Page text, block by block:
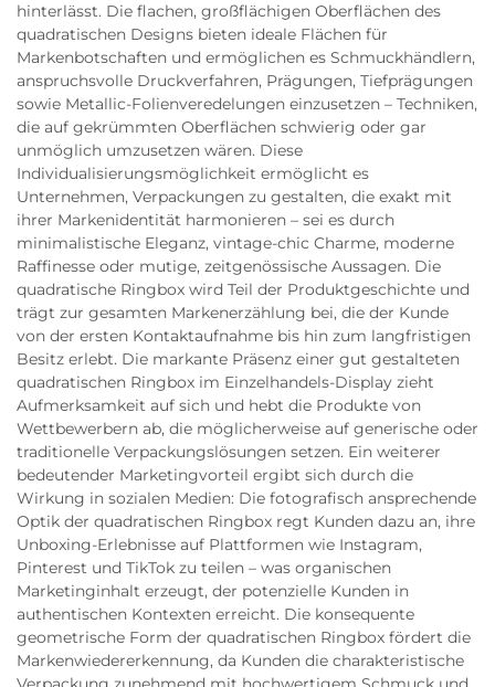
hinterlässt. Die flachen, großflächigen Oberflächen des
quadratischen Designs bieten ideale Flächen für
Markenbotschaften und ermöglichen es Schmuckhändlern,
anspruchsvolle Druckverfahren, Prägungen, Tiefprägungen
sowie Metallic-Folienveredelungen einzusetzen – Techniken,
die auf gekrümmten Oberflächen schwierig oder gar
unmöglich umzusetzen wären. Diese
Individualisierungsmöglichkeit ermöglicht es
Unternehmen, Verpackungen zu gestalten, die exakt mit
ihrer Markenidentität harmonieren – sei es durch
minimalistische Eleganz, vintage-chic Charme, moderne
Raffinesse oder mutige, zeitgenössische Aussagen. Die
quadratische Ringbox wird Teil der Produktgeschichte und
trägt zur gesamten Markenerzählung bei, die der Kunde
von der ersten Kontaktaufnahme bis hin zum langfristigen
Besitz erlebt. Die markante Präsenz einer gut gestalteten
quadratischen Ringbox im Einzelhandels-Display zieht
Aufmerksamkeit auf sich und hebt die Produkte von
Wettbewerbern ab, die möglicherweise auf generische oder
traditionelle Verpackungslösungen setzen. Ein weiterer
bedeutender Marketingvorteil ergibt sich durch die
Wirkung in sozialen Medien: Die fotografisch ansprechende
Optik der quadratischen Ringbox regt Kunden dazu an, ihre
Unboxing-Erlebnisse auf Plattformen wie Instagram,
Pinterest und TikTok zu teilen – was organischen
Marketinginhalt erzeugt, der potenzielle Kunden in
authentischen Kontexten erreicht. Die konsequente
geometrische Form der quadratischen Ringbox fördert die
Markenwiedererkennung, da Kunden die charakteristische